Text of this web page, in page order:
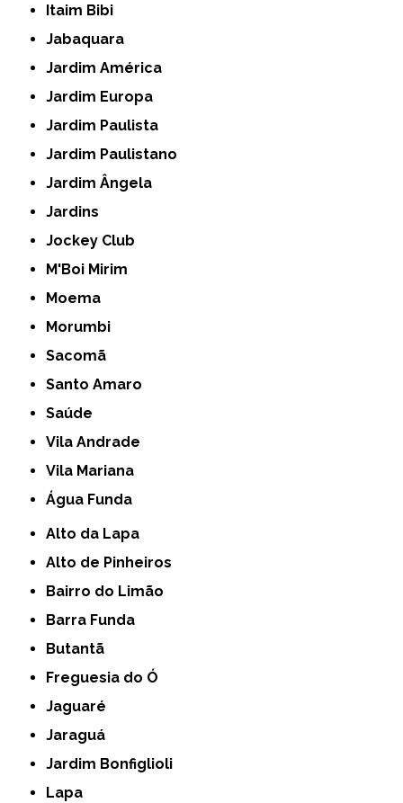
Itaim Bibi
Jabaquara
Jardim América
Jardim Europa
Jardim Paulista
Jardim Paulistano
Jardim Ângela
Jardins
Jockey Club
M'Boi Mirim
Moema
Morumbi
Sacomã
Santo Amaro
Saúde
Vila Andrade
Vila Mariana
Água Funda
Alto da Lapa
Alto de Pinheiros
Bairro do Limão
Barra Funda
Butantã
Freguesia do Ó
Jaguaré
Jaraguá
Jardim Bonfiglioli
Lapa